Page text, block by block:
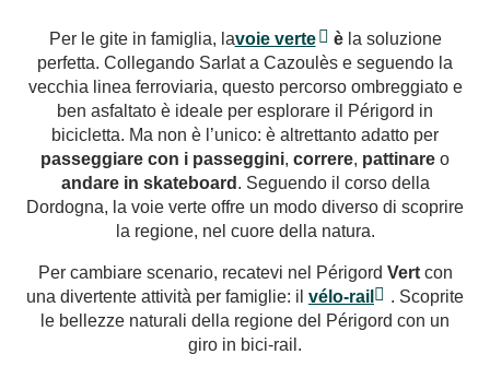
Per le gite in famiglia, lavoie verte è la soluzione
perfetta. Collegando Sarlat a Cazoulès e seguendo la
vecchia linea ferroviaria, questo percorso ombreggiato e
ben asfaltato è ideale per esplorare il Périgord in
bicicletta. Ma non è l’unico: è altrettanto adatto per
passeggiare con i passeggini, correre, pattinare o
andare in skateboard . Seguendo il corso della
Dordogna, la voie verte offre un modo diverso di scoprire
la regione, nel cuore della natura.
Per cambiare scenario, recatevi nel Périgord Vertcon
una divertente attività per famiglie: il vélo-rail
. Scoprite
le bellezze naturali della regione del Périgord con un
giro in bici-rail.